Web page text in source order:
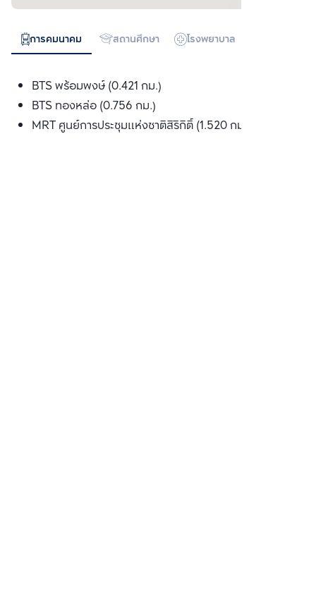
การคมนาคม สถานศึกษา โรงพยาบาล
BTS พร้อมพงษ์ (0.421 กม.)
BTS ทองหล่อ (0.756 กม.)
MRT ศูนย์การประชุมแห่งชาติสิริกิติ์ (1.520 กม.)